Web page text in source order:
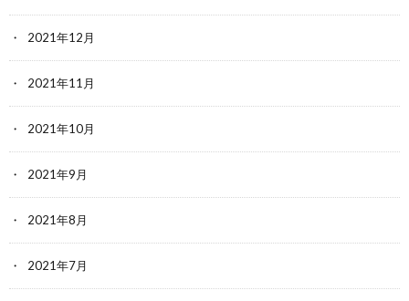
2021年12月
2021年11月
2021年10月
2021年9月
2021年8月
2021年7月